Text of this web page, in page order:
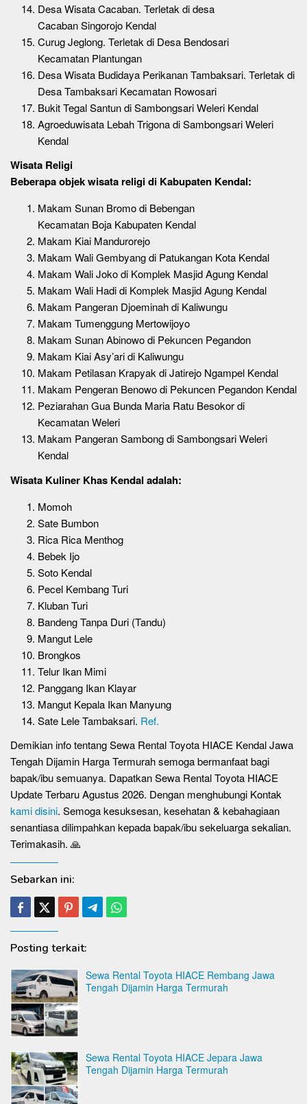
Desa Wisata Cacaban. Terletak di desa
Cacaban Singorojo Kendal
Curug Jeglong. Terletak di Desa Bendosari
Kecamatan Plantungan
Desa Wisata Budidaya Perikanan Tambaksari. Terletak di
Desa Tambaksari Kecamatan Rowosari
Bukit Tegal Santun di Sambongsari Weleri Kendal
Agroeduwisata Lebah Trigona di Sambongsari Weleri
Kendal
Wisata Religi
Beberapa objek wisata religi di Kabupaten Kendal:
Makam Sunan Bromo di Bebengan
Kecamatan Boja Kabupaten Kendal
Makam Kiai Mandurorejo
Makam Wali Gembyang di Patukangan Kota Kendal
Makam Wali Joko di Komplek Masjid Agung Kendal
Makam Wali Hadi di Komplek Masjid Agung Kendal
Makam Pangeran Djoeminah di Kaliwungu
Makam Tumenggung Mertowijoyo
Makam Sunan Abinowo di Pekuncen Pegandon
Makam Kiai Asy’ari di Kaliwungu
Makam Petilasan Krapyak di Jatirejo Ngampel Kendal
Makam Pengeran Benowo di Pekuncen Pegandon Kendal
Peziarahan Gua Bunda Maria Ratu Besokor di
Kecamatan Weleri
Makam Pangeran Sambong di Sambongsari Weleri
Kendal
Wisata Kuliner Khas Kendal adalah:
Momoh
Sate Bumbon
Rica Rica Menthog
Bebek Ijo
Soto Kendal
Pecel Kembang Turi
Kluban Turi
Bandeng Tanpa Duri (Tandu)
Mangut Lele
Brongkos
Telur Ikan Mimi
Panggang Ikan Klayar
Mangut Kepala Ikan Manyung
Sate Lele Tambaksari. Ref.
Demikian info tentang Sewa Rental Toyota HIACE Kendal Jawa
Tengah Dijamin Harga Termurah semoga bermanfaat bagi
bapak/ibu semuanya. Dapatkan Sewa Rental Toyota HIACE
Update Terbaru Agustus 2026. Dengan menghubungi Kontak
kami disini. Semoga kesuksesan, kesehatan & kebahagiaan
senantiasa dilimpahkan kepada bapak/ibu sekeluarga sekalian.
Terimakasih. 🙏
Sebarkan ini:
Posting terkait:
Sewa Rental Toyota HIACE Rembang Jawa
Tengah Dijamin Harga Termurah
Sewa Rental Toyota HIACE Jepara Jawa
Tengah Dijamin Harga Termurah